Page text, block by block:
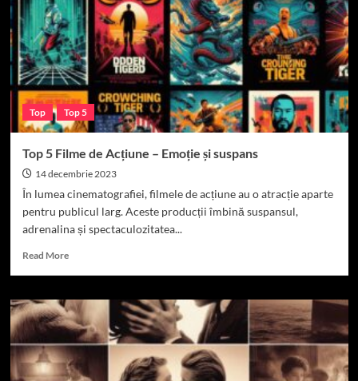
Cele
mai
eficiente
metode!
Top Top 5
Top 5 Filme de Acțiune – Emoție și suspans
14 decembrie 2023
În lumea cinematografiei, filmele de acțiune au o atracție aparte
pentru publicul larg. Aceste producții îmbină suspansul,
adrenalina și spectaculozitatea...
Read MoreRead
Top
5
Filme
de
Acțiune
–